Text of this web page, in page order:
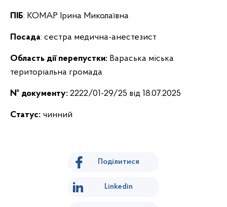
ПІБ: КОМАР Ірина Миколаївна
Посада: сестра медична-анестезист
Область дії перепустки: Вараська міська
територіальна громада
№ документу: 2222/01-29/25 від 18.07.2025
Статус: чинний
Поділитися
Linkedin